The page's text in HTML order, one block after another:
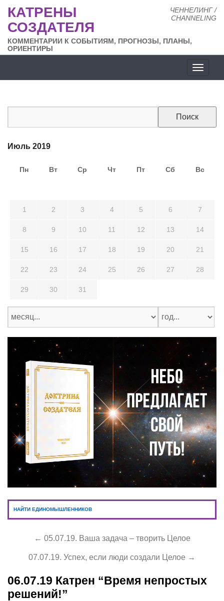
ЧЕННЕЛИНГ /
CHANNELING
КАТРЕНЫ
СОЗДАТЕЛЯ
КОММЕНТАРИИ К СОБЫТИЯМ, ПРОГНОЗЫ, ПЛАНЫ,
ОРИЕНТИРЫ
сайта
Июль 2019
Пн Вт Ср Чт Пт Сб Вс
1 2 3 4 5 6 7
8 9 10 11 12 13 14
15 16 17 18 19 20 21
22 23 24 25 26 27 28
29 30 31
НАЙТИ ЕДИНОМЫШЛЕННИКОВ
← 05.07.19. Ваша задача – творить Целое
07.07.19. Успех, если люди создали Целое →
06.07.19 Катрен “Время непростых
решений!”